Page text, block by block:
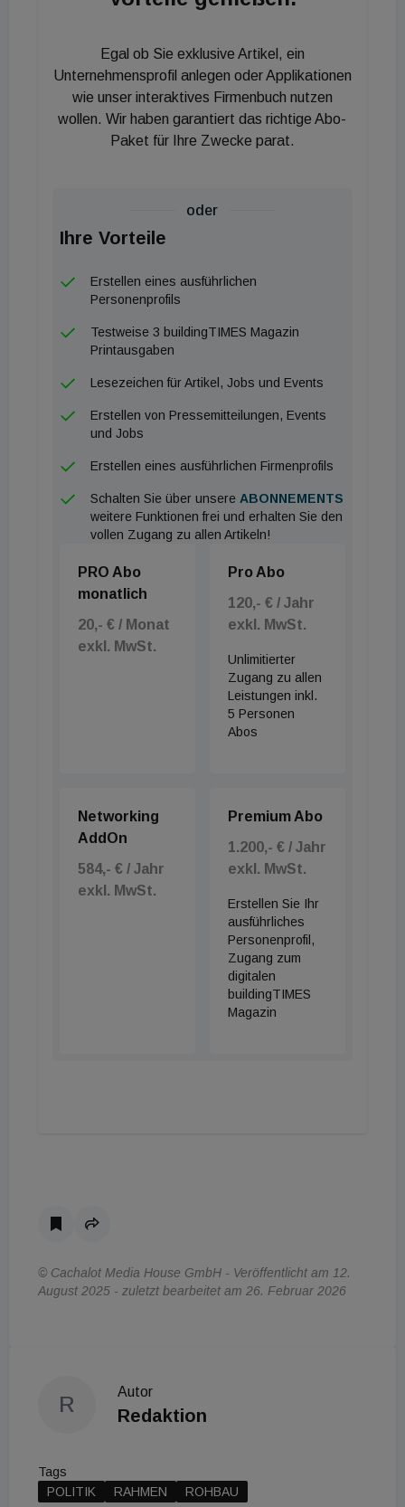
alle, die schon zu einer Zeit auf PV-Strom gesetzt
Speicherlösungen gegeben hat, eine
Speicherförderung geben, denn diese Vorreiter
dürfen jetzt nicht die Dummen sein, so Pernkopf
und Achleitner weiter.
Egal ob Sie exklusive Artikel, ein
Unternehmensprofil anlegen oder Applikationen
wie unser interaktives Firmenbuch nutzen
wollen. Wir haben garantiert das richtige Abo-
Paket für Ihre Zwecke parat.
oder
Ihre Vorteile
Erstellen eines ausführlichen
Personenprofils
Testweise 3 buildingTIMES Magazin
Printausgaben
Lesezeichen für Artikel, Jobs und Events
Erstellen von Pressemitteilungen, Events
und Jobs
Erstellen eines ausführlichen Firmenprofils
Schalten Sie über unsere ABONNEMENTS
weitere Funktionen frei und erhalten Sie den
vollen Zugang zu allen Artikeln!
PRO Abo
monatlich
20,- € / Monat
exkl. MwSt.
Pro Abo
120,- € / Jahr
exkl. MwSt.
Unlimitierter
Zugang zu allen
Leistungen inkl.
5 Personen
Abos
Networking
AddOn
584,- € / Jahr
exkl. MwSt.
Premium Abo
1.200,- € / Jahr
exkl. MwSt.
Erstellen Sie Ihr
ausführliches
Personenprofil,
Zugang zum
digitalen
buildingTIMES
Magazin
© Cachalot Media House GmbH - Veröffentlicht am 12.
August 2025 - zuletzt bearbeitet am 26. Februar 2026
R
Autor
Redaktion
Tags
POLITIK
RAHMEN ROHBAU